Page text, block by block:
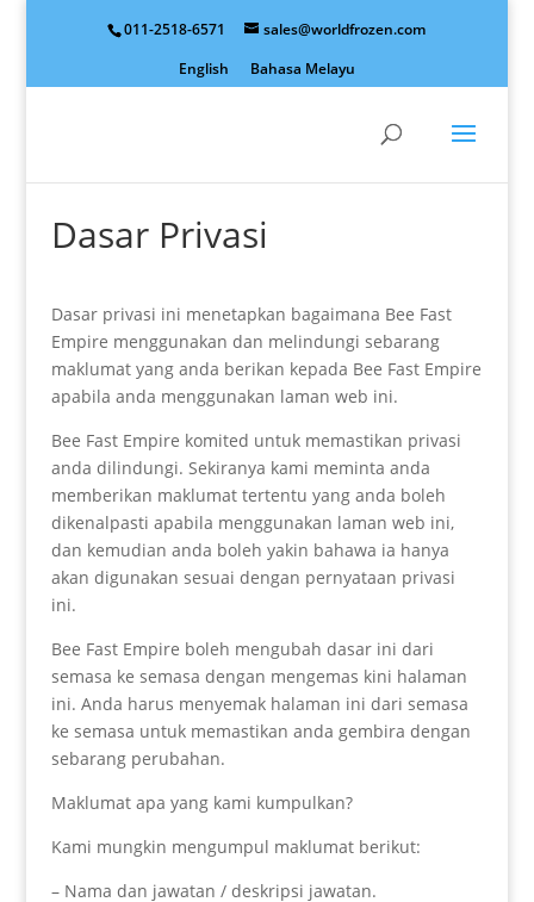
011-2518-6571
sales@worldfrozen.com
English
Bahasa Melayu
Dasar Privasi
Dasar privasi ini menetapkan bagaimana Bee Fast
Empire menggunakan dan melindungi sebarang
maklumat yang anda berikan kepada Bee Fast Empire
apabila anda menggunakan laman web ini.
Bee Fast Empire komited untuk memastikan privasi
anda dilindungi. Sekiranya kami meminta anda
memberikan maklumat tertentu yang anda boleh
dikenalpasti apabila menggunakan laman web ini,
dan kemudian anda boleh yakin bahawa ia hanya
akan digunakan sesuai dengan pernyataan privasi
ini.
Bee Fast Empire boleh mengubah dasar ini dari
semasa ke semasa dengan mengemas kini halaman
ini. Anda harus menyemak halaman ini dari semasa
ke semasa untuk memastikan anda gembira dengan
sebarang perubahan.
Maklumat apa yang kami kumpulkan?
Kami mungkin mengumpul maklumat berikut:
– Nama dan jawatan / deskripsi jawatan.